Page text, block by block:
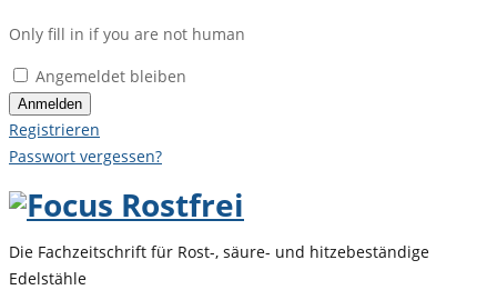
Only fill in if you are not human
Angemeldet bleiben
Registrieren
Passwort vergessen?
Die Fachzeitschrift für Rost-, säure- und hitzebeständige
Edelstähle